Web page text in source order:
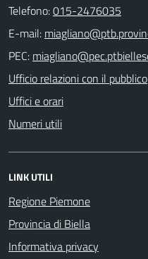
Telefono:015-2476035
E-mail:
PEC:
Ufficio relazioni con il pubblico
Uffici e orari
Numeri utili
LINK UTILI
Regione Piemone
Provincia di Biella
Informativa privacy